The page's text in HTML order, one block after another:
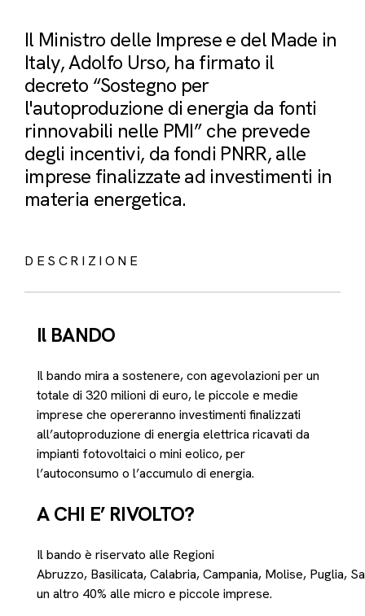
Il Ministro delle Imprese e del Made in
Italy, Adolfo Urso, ha firmato il
decreto “Sostegno per
l'autoproduzione di energia da fonti
rinnovabili nelle PMI” che prevede
degli incentivi, da fondi PNRR, alle
imprese finalizzate ad investimenti in
materia energetica.
DESCRIZIONE
Il BANDO
Il bando mira a sostenere, con agevolazioni per un
totale di 320 milioni di euro, le piccole e medie
imprese che opereranno investimenti finalizzati
all’autoproduzione di energia elettrica ricavati da
impianti fotovoltaici o mini eolico, per
l’autoconsumo o l’accumulo di energia.
A CHI E’ RIVOLTO?
Il bando è riservato alle Regioni
Abruzzo, Basilicata, Calabria, Campania, Molise, Puglia,
un altro 40% alle micro e piccole imprese.